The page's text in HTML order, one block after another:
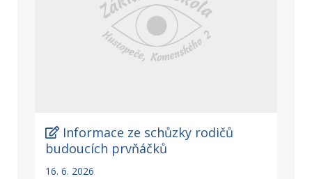
Informace ze schůzky rodičů
budoucích prvňáčků
16. 6. 2026